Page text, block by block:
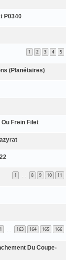
P0340
1 2 3 4 5
(planétaires)
Frein Filet
1 8 9 10 11
1 163 164 165 166
Du Coupe-